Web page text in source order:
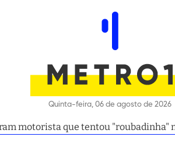
Quinta-feira, 06 de agosto de 2026
motorista que tentou "roubadinha"